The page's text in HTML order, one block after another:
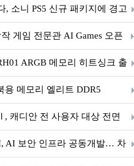
, 소니 PS5 신규 패키지에 경고
게임 전문관 AI Games 오픈
ARGB 메모리 히트싱크 출
용 메모리 엘리트 DDR5
캐디안 전 사용자 대상 전면
AI 보안 인프라 공동개발… 차